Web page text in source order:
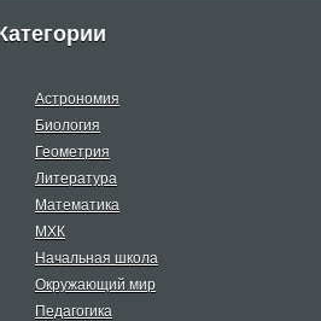
Астрономия
Биология
Геометрия
Литература
Математика
МХК
Начальная школа
Окружающий мир
Педагогика